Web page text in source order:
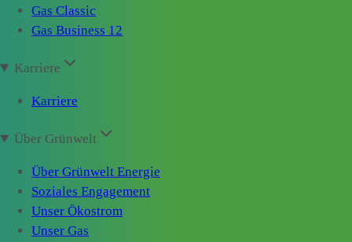
Gas Classic
Gas Business 12
Karriere
Karriere
Über Grünwelt
Über Grünwelt Energie
Soziales Engagement
Unser Ökostrom
Unser Gas